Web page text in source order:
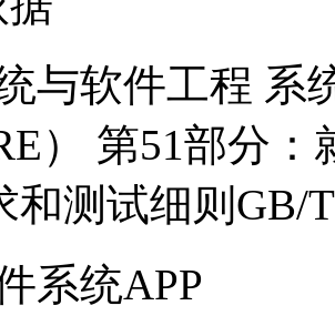
软件工程 系
） 第51部分
和测试细则GB/
统APP